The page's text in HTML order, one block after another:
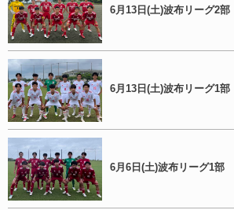
6月13日(土)波布リーグ2部
6月13日(土)波布リーグ1部
6月6日(土)波布リーグ1部